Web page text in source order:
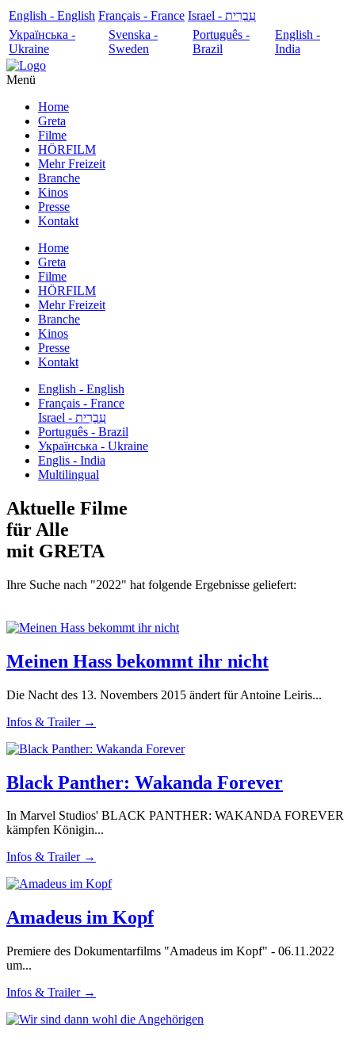
English - English Français - France
עִבְרִית - Israel
Українська -
Ukraine
Svenska -
Sweden
Português -
Brazil
English -
India
Menü
Home
Greta
Filme
HÖRFILM
Mehr Freizeit
Branche
Kinos
Presse
Kontakt
Home
Greta
Filme
HÖRFILM
Mehr Freizeit
Branche
Kinos
Presse
Kontakt
English - English
Français - France
עִבְרִית - Israel
Português - Brazil
Українська - Ukraine
Englis - India
Multilingual
Aktuelle Filme
für Alle
mit GRETA
Ihre Suche nach "2022" hat folgende Ergebnisse geliefert:
Meinen Hass bekommt ihr nicht
Die Nacht des 13. Novembers 2015 ändert für Antoine Leiris...
Infos & Trailer →
Black Panther: Wakanda Forever
In Marvel Studios' BLACK PANTHER: WAKANDA FOREVER
kämpfen Königin...
Infos & Trailer →
Amadeus im Kopf
Premiere des Dokumentarfilms "Amadeus im Kopf" - 06.11.2022
um...
Infos & Trailer →